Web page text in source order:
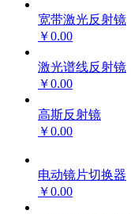
宽带激光反射镜
￥0.00
激光谱线反射镜
￥0.00
高斯反射镜
￥0.00
电动镜片切换器
￥0.00